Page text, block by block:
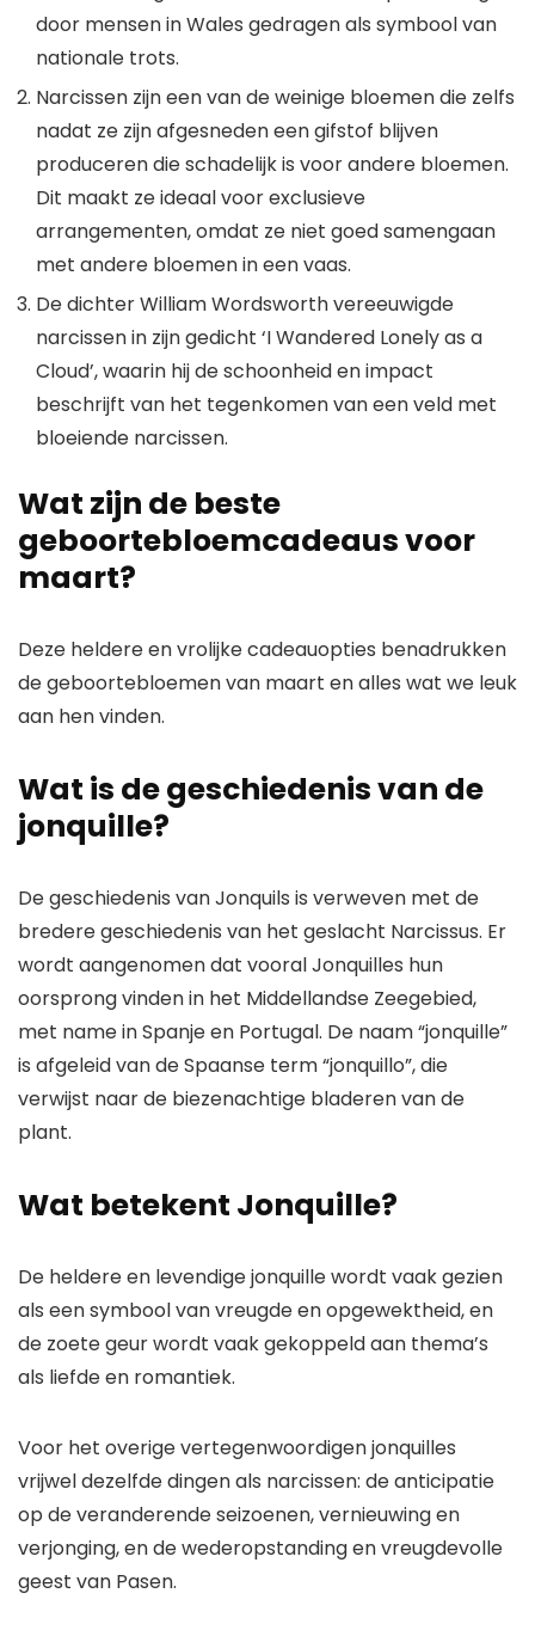
door mensen in Wales gedragen als symbool van
nationale trots.
Narcissen zijn een van de weinige bloemen die zelfs
nadat ze zijn afgesneden een gifstof blijven
produceren die schadelijk is voor andere bloemen.
Dit maakt ze ideaal voor exclusieve
arrangementen, omdat ze niet goed samengaan
met andere bloemen in een vaas.
De dichter William Wordsworth vereeuwigde
narcissen in zijn gedicht ‘I Wandered Lonely as a
Cloud’, waarin hij de schoonheid en impact
beschrijft van het tegenkomen van een veld met
bloeiende narcissen.
Wat zijn de beste
geboortebloemcadeaus voor
maart?
Deze heldere en vrolijke cadeauopties benadrukken
de geboortebloemen van maart en alles wat we leuk
aan hen vinden.
Wat is de geschiedenis van de
jonquille?
De geschiedenis van Jonquils is verweven met de
bredere geschiedenis van het geslacht Narcissus. Er
wordt aangenomen dat vooral Jonquilles hun
oorsprong vinden in het Middellandse Zeegebied,
met name in Spanje en Portugal. De naam “jonquille”
is afgeleid van de Spaanse term “jonquillo”, die
verwijst naar de biezenachtige bladeren van de
plant.
Wat betekent Jonquille?
De heldere en levendige jonquille wordt vaak gezien
als een symbool van vreugde en opgewektheid, en
de zoete geur wordt vaak gekoppeld aan thema’s
als liefde en romantiek.
Voor het overige vertegenwoordigen jonquilles
vrijwel dezelfde dingen als narcissen: de anticipatie
op de veranderende seizoenen, vernieuwing en
verjonging, en de wederopstanding en vreugdevolle
geest van Pasen.